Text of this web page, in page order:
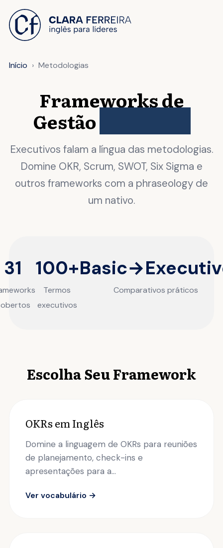
Início Metodologias
Frameworks de
Gestão
Executivos falam a língua das metodologias.
Domine OKR, Scrum, SWOT, Six Sigma e
outros frameworks com a phraseology de
um nativo.
31 100+
Termos
executivos
Comparativos práticos
Escolha Seu Framework
OKRs em Inglês
Domine a linguagem de OKRs para reuniões
de planejamento, check-ins e
apresentações para a...
Ver vocabulário →